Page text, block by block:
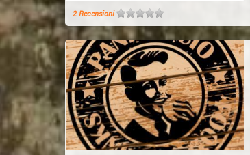
2 Recensioni